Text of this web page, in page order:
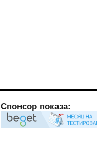
Спонсор показа: